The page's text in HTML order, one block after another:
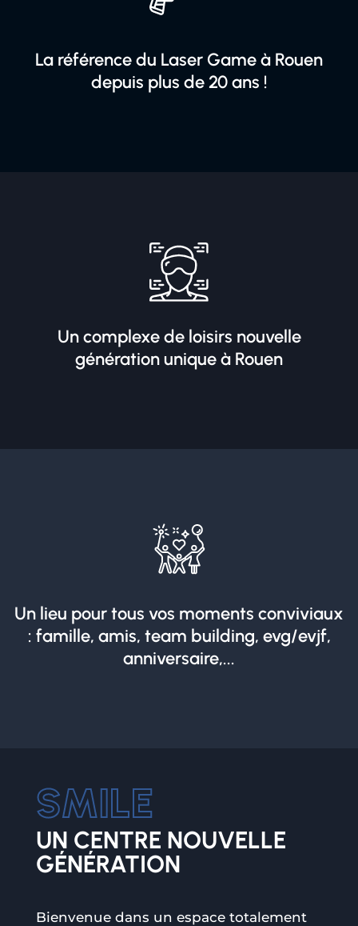
La référence du Laser Game à Rouen
depuis plus de 20 ans !
Un complexe de loisirs nouvelle
génération unique à Rouen
Un lieu pour tous vos moments conviviaux
: famille, amis, team building, evg/evjf,
anniversaire,...
UN CENTRE NOUVELLE
GÉNÉRATION
Bienvenue dans un espace totalement